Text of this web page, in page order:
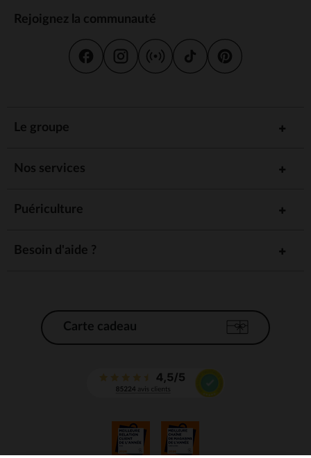
Rejoignez la communauté
Le groupe
Nos services
Puériculture
Besoin d'aide ?
Carte cadeau